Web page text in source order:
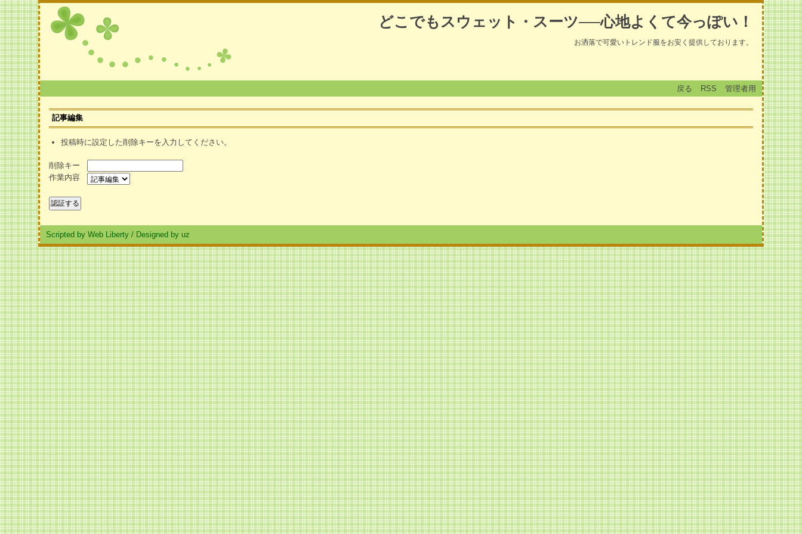
どこでもスウェット・スーツ──心地よくて今っぽい！
お洒落で可愛いトレンド服をお安く提供しております。
戻る RSS 管理者用
記事編集
投稿時に設定した削除キーを入力してください。
削除キー
作業内容
Scripted by Web Liberty / Designed by uz